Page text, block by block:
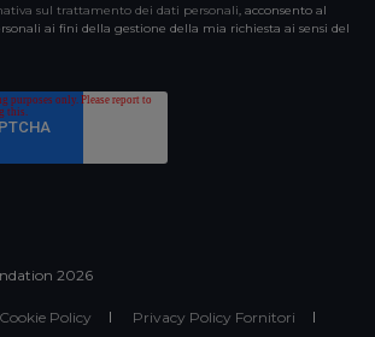
sul trattamento dei dati personali , acconsento al
ai fini della gestione della mia richiesta ai sensi del
2026
Cookie Policy Privacy Policy Fornitori